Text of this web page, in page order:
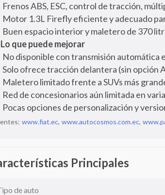
Frenos ABS, ESC, control de tracción,
Motor 1.3L Firefly eficiente y adecuado
Buen espacio interior y maletero de 370
Lo que puede mejorar
No disponible con transmisión automática
Solo ofrece tracción delantera (sin opción
Maletero limitado frente a SUVs más
Red de concesionarios aún limitada en
Pocas opciones de personalización y
www.fiat.ec, www.autocosmos.com.ec,
Principales
de auto